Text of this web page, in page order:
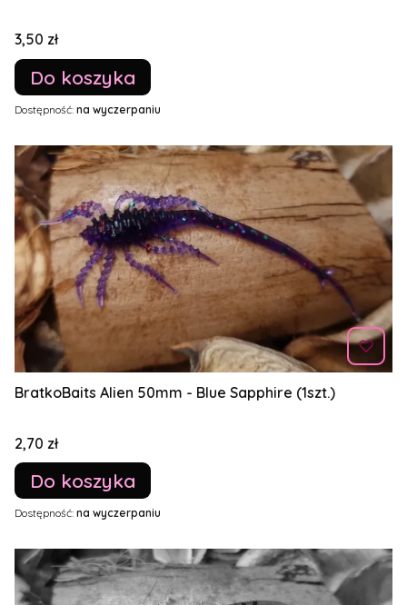
Cena
3,50 zł
Do koszyka
Dostępność: na wyczerpaniu
BratkoBaits Alien 50mm - Blue Sapphire (1szt.)
Cena
2,70 zł
Do koszyka
Dostępność: na wyczerpaniu